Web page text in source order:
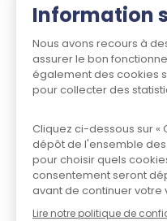
Z
Warrant